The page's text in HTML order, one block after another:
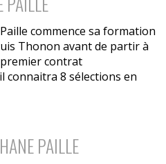
commence sa formation
Thonon avant de partir à
contrat
connaitra 8 sélections en
PAILLE